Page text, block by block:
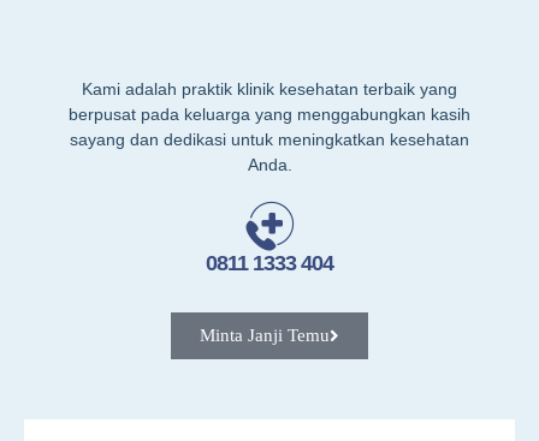
Kami adalah praktik klinik kesehatan terbaik yang
berpusat pada keluarga yang menggabungkan kasih
sayang dan dedikasi untuk meningkatkan kesehatan
Anda.
0811 1333 404
Minta Janji Temu